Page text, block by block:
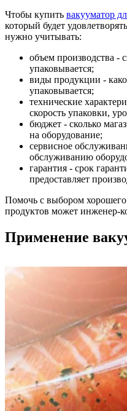
Чтобы купить вакууматор
который будет
нужно учитывать:
объем производства -
упаковывается;
виды продукции -
упаковывается;
технические
скорость упаковки,
бюджет - сколько
на оборудование;
сервисное
обслуживанию
гарантия - срок
предоставляет
Помочь с выбором хорошего
продуктов может инженер-
Применение